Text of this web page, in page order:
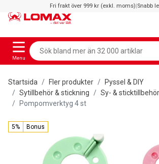
Fri frakt över 999 kr (exkl. moms)|Snabb
Menu
Startsida Fler produkter
Pyssel & DIY
Sytillbehör & stickning
Sy- & sticktillbehör
Pompomverktyg 4 st
5% Bonus